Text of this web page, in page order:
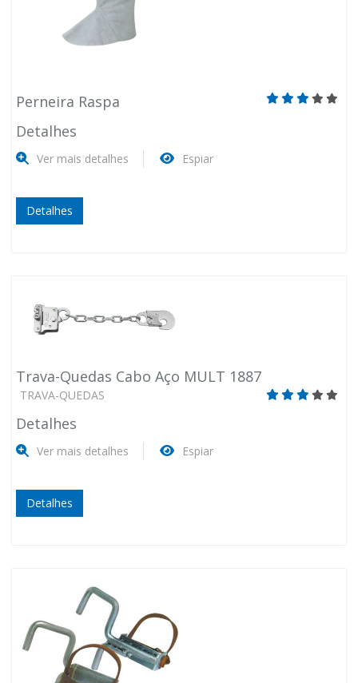
Perneira Raspa
Detalhes
Ver mais detalhes Espiar
Detalhes
Trava-Quedas Cabo Aço MULT 1887
TRAVA-QUEDAS
Detalhes
Ver mais detalhes Espiar
Detalhes